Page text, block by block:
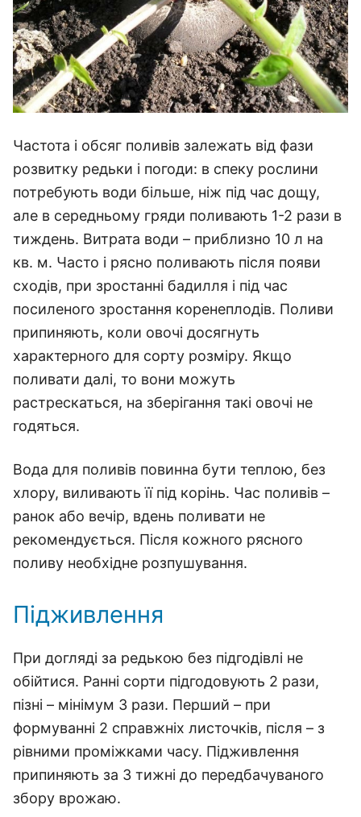
Частота і обсяг поливів залежать від фази
розвитку редьки і погоди: в спеку рослини
потребують води більше, ніж під час дощу,
але в середньому гряди поливають 1-2 рази в
тиждень. Витрата води – приблизно 10 л на
кв. м. Часто і рясно поливають після появи
сходів, при зростанні бадилля і під час
посиленого зростання коренеплодів. Поливи
припиняють, коли овочі досягнуть
характерного для сорту розміру. Якщо
поливати далі, то вони можуть
растрескаться, на зберігання такі овочі не
годяться.
Вода для поливів повинна бути теплою, без
хлору, виливають її під корінь. Час поливів –
ранок або вечір, вдень поливати не
рекомендується. Після кожного рясного
поливу необхідне розпушування.
Підживлення
При догляді за редькою без підгодівлі не
обійтися. Ранні сорти підгодовують 2 рази,
пізні – мінімум 3 рази. Перший – при
формуванні 2 справжніх листочків, після – з
рівними проміжками часу. Підживлення
припиняють за 3 тижні до передбачуваного
збору врожаю.